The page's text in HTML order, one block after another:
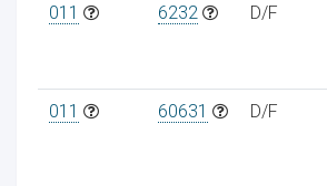
011 6232 D/F
011 60631 D/F